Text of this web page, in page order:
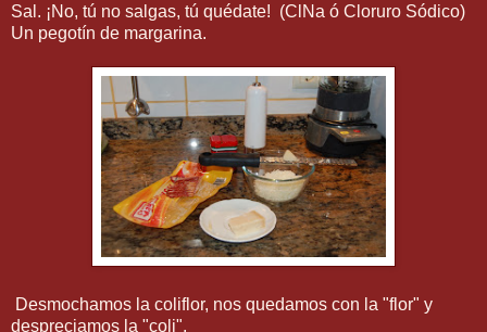
Sal. ¡No, tú no salgas, tú quédate! (ClNa ó Cloruro Sódico)
Un pegotín de margarina.
Desmochamos la coliflor, nos quedamos con la "flor" y
despreciamos la "coli".